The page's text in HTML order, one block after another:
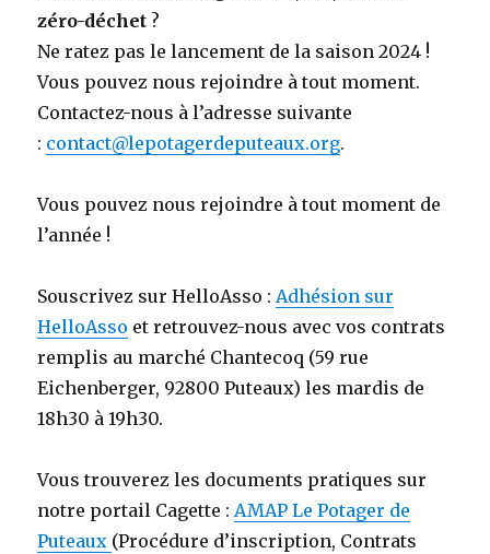
zéro-déchet ?
Ne ratez pas le lancement de la saison 2024 !
Vous pouvez nous rejoindre à tout moment.
Contactez-nous à l’adresse suivante
: contact@lepotagerdeputeaux.org.
Vous pouvez nous rejoindre à tout moment de
l’année !
Souscrivez sur HelloAsso :Adhésion sur
HelloAsso et retrouvez-nous avec vos contrats
remplis au marché Chantecoq (59 rue
Eichenberger, 92800 Puteaux) les mardis de
18h30 à 19h30.
Vous trouverez les documents pratiques sur
notre portail Cagette :AMAP Le Potager de
Puteaux (Procédure d’inscription, Contrats